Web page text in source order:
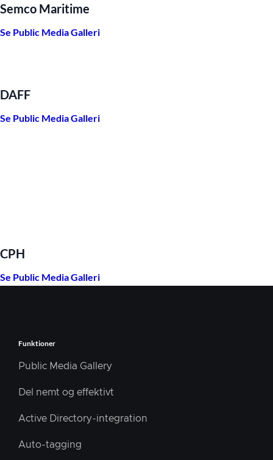
Semco Maritime
Se Public Media Galleri
DAFF
Se Public Media Galleri
CPH
Se Public Media Galleri
Funktioner
Public Media Gallery
Del nemt og effektivt
Active Directory-integration
Auto-tagging